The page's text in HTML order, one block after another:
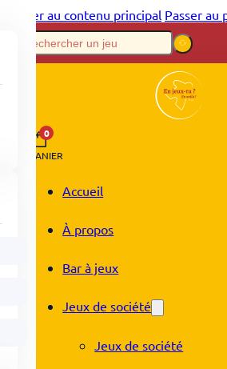
Passer au contenu principal Passer au
0
PANIER
Accueil
À propos
Bar à jeux
Jeux de société
Jeux de société